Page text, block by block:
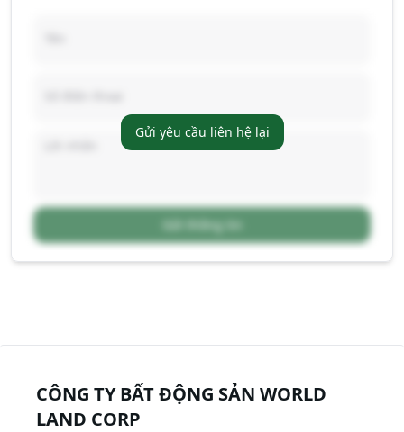
Gửi thông tin
Gửi yêu cầu liên hệ lại
CÔNG TY BẤT ĐỘNG SẢN WORLD
LAND CORP